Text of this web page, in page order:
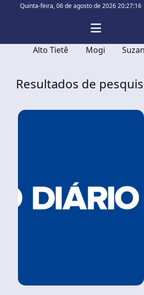
Quinta-feira,06 de agosto de 2026 20:27:17
Alto Tietê Mogi
Resultados de